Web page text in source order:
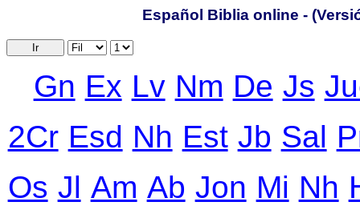
Español Biblia online -
Ir
Gn Ex Lv Nm De Js
2Cr Еsd Nh Еst Jb Sal
Оs Jl Аm Ab Jon Mi Nh